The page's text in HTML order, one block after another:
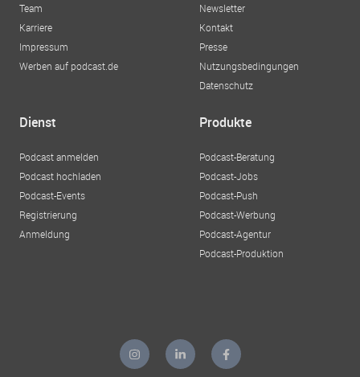
Team
Karriere
Impressum
Werben auf podcast.de
Newsletter
Kontakt
Presse
Nutzungsbedingungen
Datenschutz
Dienst
Podcast anmelden
Podcast hochladen
Podcast-Events
Registrierung
Anmeldung
Produkte
Podcast-Beratung
Podcast-Jobs
Podcast-Push
Podcast-Werbung
Podcast-Agentur
Podcast-Produktion